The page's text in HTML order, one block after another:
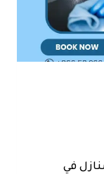
في